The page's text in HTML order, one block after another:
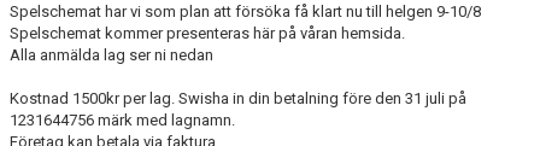
FÖRETAGSCUPEN 2024
KONTAKT
Spelschemat har vi som plan att försöka få klart nu till helgen 9-10/8
Spelschemat kommer presenteras här på våran hemsida.
Alla anmälda lag ser ni nedan
Kostnad 1500kr per lag. Swisha in din betalning före den 31 juli på
1231644756 märk med lagnamn.
Företag kan betala via faktura